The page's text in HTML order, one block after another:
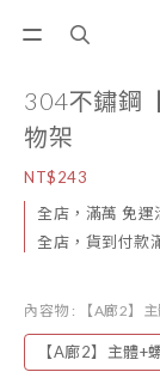
304不鏽鋼
物架
NT$243
全店，滿萬 免運
全店，貨到付款
內容物 : 【A廊2】
【A廊2】主體+